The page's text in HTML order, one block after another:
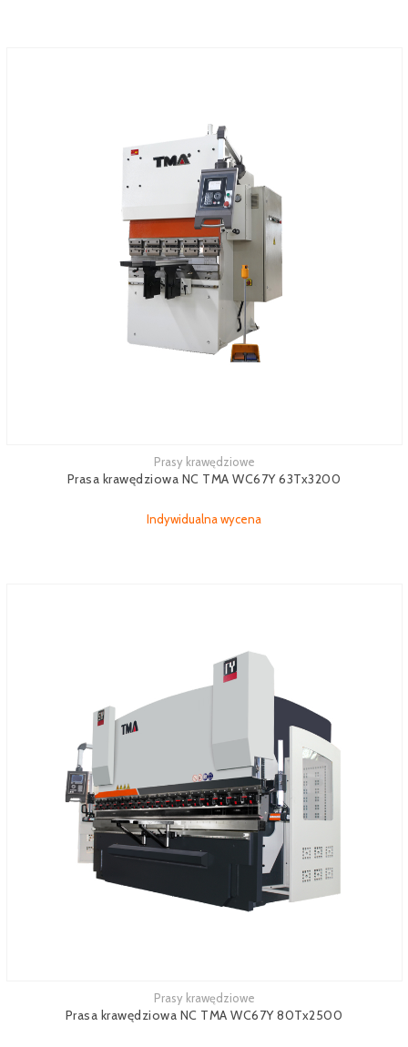
Prasy krawędziowe
Prasa krawędziowa NC TMA WC67Y 63Tx3200
Indywidualna wycena
Prasy krawędziowe
Prasa krawędziowa NC TMA WC67Y 80Tx2500